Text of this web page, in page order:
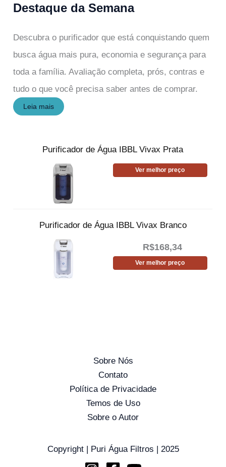
Destaque da Semana
Descubra o purificador que está conquistando quem
busca água mais pura, economia e segurança para
toda a família. Avaliação completa, prós, contras e
tudo o que você precisa saber antes de comprar.
Leia mais
Purificador de Água IBBL Vivax Prata
Ver melhor preço
Purificador de Água IBBL Vivax Branco
R$168,34
Ver melhor preço
Sobre Nós
Contato
Política de Privacidade
Temos de Uso
Sobre o Autor
Copyright | Puri Água Filtros | 2025